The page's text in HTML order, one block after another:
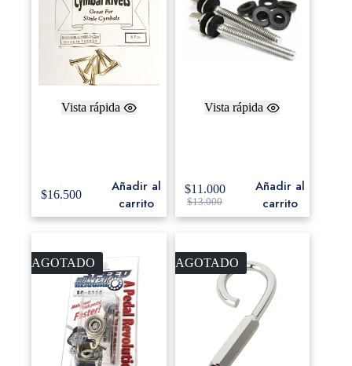
Vista rápida
$16.500
Añadir al
carrito
Vista rápida
$13.000
$11.000
Añadir al
carrito
AGOTADO AGOTADO